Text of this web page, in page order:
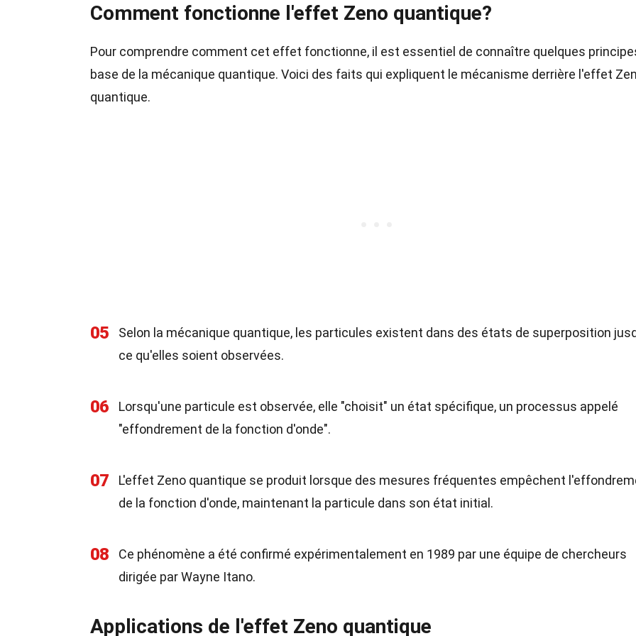
Comment fonctionne l'effet Zeno quantique?
Pour comprendre comment cet effet fonctionne, il est essentiel de connaître quelques
base de la mécanique quantique. Voici des faits qui expliquent le mécanisme derrière l'effet
quantique.
05
Selon la mécanique quantique, les particules existent dans des états de superposition
ce qu'elles soient observées.
06
Lorsqu'une particule est observée, elle "choisit" un état spécifique, un processus appelé
"effondrement de la fonction d'onde".
07
L'effet Zeno quantique se produit lorsque des mesures fréquentes empêchent
de la fonction d'onde, maintenant la particule dans son état initial.
08
Ce phénomène a été confirmé expérimentalement en 1989 par une équipe de chercheurs
dirigée par Wayne Itano.
Applications de l'effet Zeno quantique